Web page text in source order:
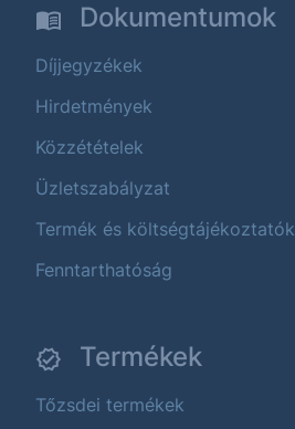
Dokumentumok
Díjjegyzékek
Hirdetmények
Közzétételek
Üzletszabályzat
Termék és költségtájékoztatók
Fenntarthatóság
Termékek
Tőzsdei termékek